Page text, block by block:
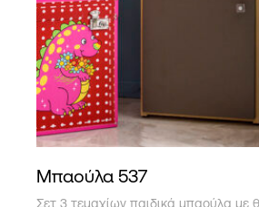
Μπαούλα 537
Σετ 3 τεμαχίων παιδικά μπαούλα με